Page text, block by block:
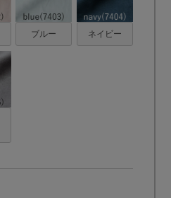
ブルー ネイビー